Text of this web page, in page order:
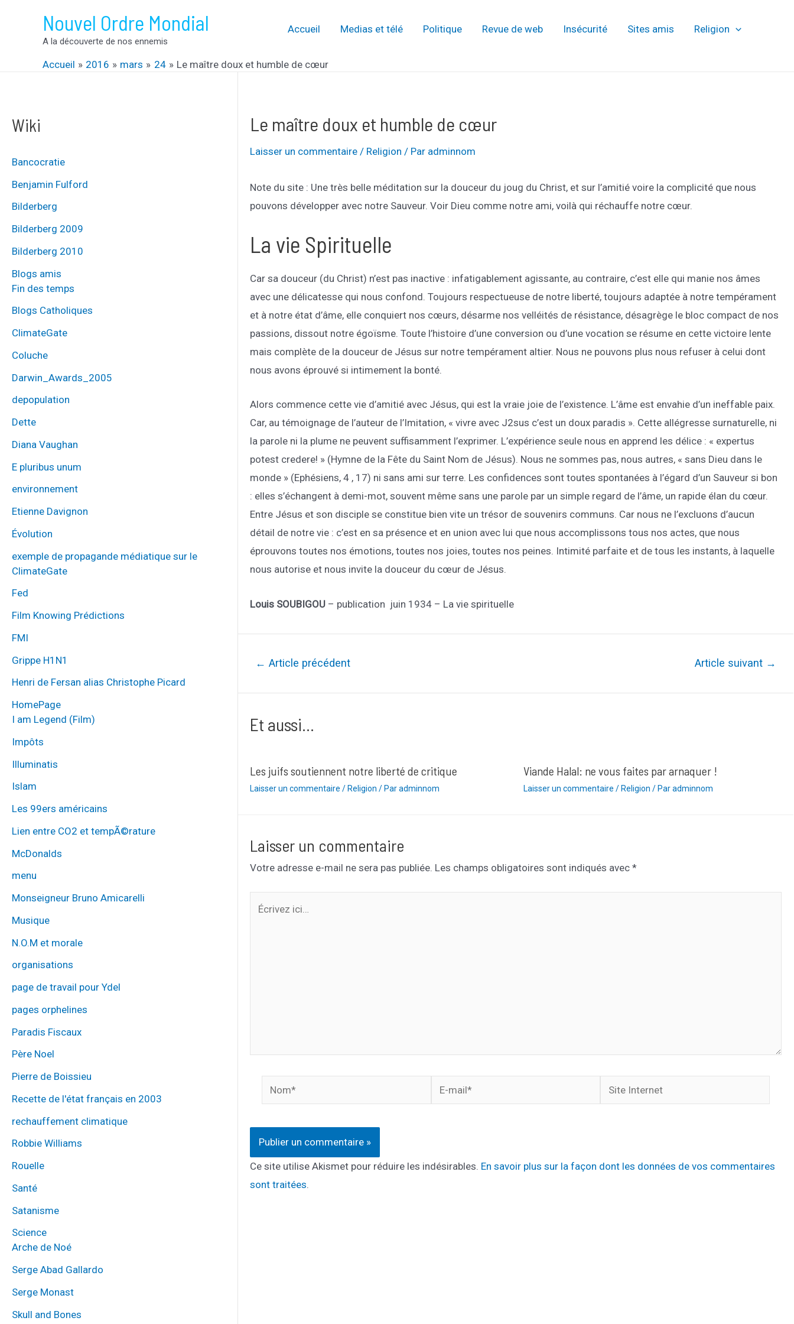
Nouvel Ordre Mondial
A la découverte de nos ennemis
Accueil Medias et télé Politique Revue de web Insécurité Sites amis Religion
Accueil 2016 mars 24 Le maître doux et humble de cœur
Wiki
Bancocratie
Benjamin Fulford
Bilderberg
Bilderberg 2009
Bilderberg 2010
Blogs amis
Fin des temps
Blogs Catholiques
ClimateGate
Coluche
Darwin_Awards_2005
depopulation
Dette
Diana Vaughan
E pluribus unum
environnement
Etienne Davignon
Évolution
exemple de propagande médiatique sur le
ClimateGate
Fed
Film Knowing Prédictions
FMI
Grippe H1N1
Henri de Fersan alias Christophe Picard
HomePage
I am Legend (Film)
Impôts
Illuminatis
Islam
Les 99ers américains
Lien entre CO2 et tempÃ©rature
McDonalds
menu
Monseigneur Bruno Amicarelli
Musique
N.O.M et morale
organisations
page de travail pour Ydel
pages orphelines
Paradis Fiscaux
Père Noel
Pierre de Boissieu
Recette de l'état français en 2003
rechauffement climatique
Robbie Williams
Rouelle
Santé
Satanisme
Science
Arche de Noé
Serge Abad Gallardo
Serge Monast
Skull and Bones
Le maître doux et humble de cœur
Laisser un commentaire / Religion / Par adminnom
Note du site : Une très belle méditation sur la douceur du joug du Christ, et sur l’amitié voire la complicité que nous
pouvons développer avec notre Sauveur. Voir Dieu comme notre ami, voilà qui réchauffe notre cœur.
La vie Spirituelle
Car sa douceur (du Christ) n’est pas inactive : infatigablement agissante, au contraire, c’est elle qui manie nos âmes
avec une délicatesse qui nous confond. Toujours respectueuse de notre liberté, toujours adaptée à notre tempérament
et à notre état d’âme, elle conquiert nos cœurs, désarme nos velléités de résistance, désagrège le bloc compact de nos
passions, dissout notre égoïsme. Toute l’histoire d’une conversion ou d’une vocation se résume en cette victoire lente
mais complète de la douceur de Jésus sur notre tempérament altier. Nous ne pouvons plus nous refuser à celui dont
nous avons éprouvé si intimement la bonté.
Alors commence cette vie d’amitié avec Jésus, qui est la vraie joie de l’existence. L’âme est envahie d’un ineffable paix.
Car, au témoignage de l’auteur de l’Imitation, « vivre avec J2sus c’est un doux paradis ». Cette allégresse surnaturelle, ni
la parole ni la plume ne peuvent suffisamment l’exprimer. L’expérience seule nous en apprend les délice : « expertus
potest credere! » (Hymne de la Fête du Saint Nom de Jésus). Nous ne sommes pas, nous autres, « sans Dieu dans le
monde » (Ephésiens, 4 , 17) ni sans ami sur terre. Les confidences sont toutes spontanées à l’égard d’un Sauveur si bon
: elles s’échangent à demi-mot, souvent même sans une parole par un simple regard de l’âme, un rapide élan du cœur.
Entre Jésus et son disciple se constitue bien vite un trésor de souvenirs communs. Car nous ne l’excluons d’aucun
détail de notre vie : c’est en sa présence et en union avec lui que nous accomplissons tous nos actes, que nous
éprouvons toutes nos émotions, toutes nos joies, toutes nos peines. Intimité parfaite et de tous les instants, à laquelle
nous autorise et nous invite la douceur du cœur de Jésus.
Louis SOUBIGOU – publication juin 1934 – La vie spirituelle
Navigation
← Article précédent Article suivant →
Et aussi...
Les juifs soutiennent notre liberté de critique
Laisser un commentaire /Religion / Paradminnom
Viande Halal: ne vous faites par arnaquer !
Laisser un commentaire /Religion / Paradminnom
Laisser un commentaire
Votre adresse e-mail ne sera pas publiée. Les champs obligatoires sont indiqués avec*
Nom*
mail*
Site
Internet
Ce site utilise Akismet pour réduire les indésirables. En savoir plus sur la façon dont les données de vos commentaires
sont traitées.